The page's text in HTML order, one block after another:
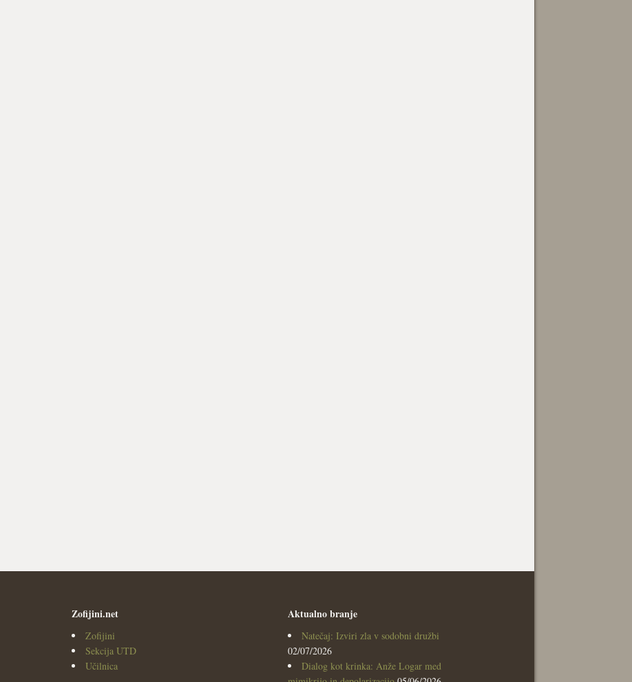
Zofijini.net
Zofijini
Sekcija UTD
Učilnica
Aktualno branje
Natečaj: Izviri zla v sodobni družbi
02/07/2026
Dialog kot krinka: Anže Logar med